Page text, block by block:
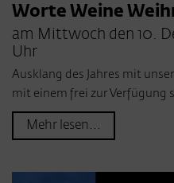
Worte Weine
am Mittwoch den 10.
Uhr
Ausklang des Jahres mit
mit einem frei zur Verfügung
Mehr lesen...